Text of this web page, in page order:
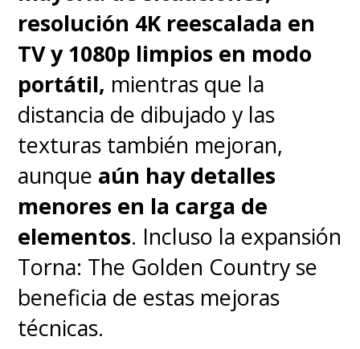
de términos difíciles y
palabras muy bien
pronunciadas, no logra
convencer.
Incluso, llega a ser incoherente y
repetitiva, a lo que el montaje y
la edición tampoco ayuda. Hay
secuencias que son cortadas de
golpe para dar paso a otra
acción completamente
resolución 4K reescalada en
TV y 1080p limpios en modo
portátil, mientras que la
distancia de dibujado y las
texturas también mejoran,
aunque aún hay detalles
menores en la carga de
elementos. Incluso la expansión
Torna: The Golden Country se
beneficia de estas mejoras
técnicas.